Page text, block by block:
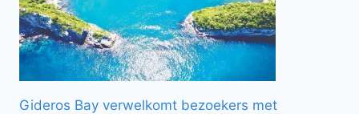
Gideros Bay verwelkomt bezoekers met